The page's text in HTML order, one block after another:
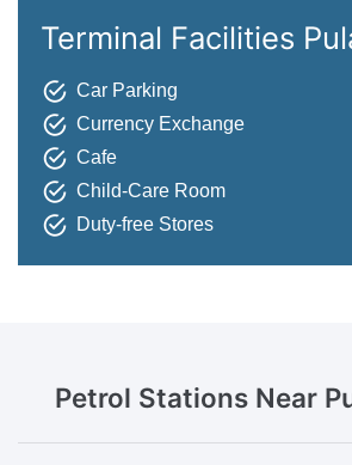
Terminal Facilities
Car Parking
Currency Exchange
Cafe
Child-Care Room
Duty-free Stores
Petrol Stations Near